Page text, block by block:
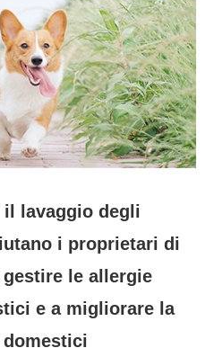
il lavaggio degli
i proprietari di
le allergie
e a migliorare la